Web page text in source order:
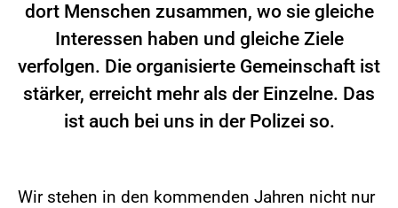
dort Menschen zusammen, wo sie gleiche
Interessen haben und gleiche Ziele
verfolgen. Die organisierte Gemeinschaft ist
stärker, erreicht mehr als der Einzelne. Das
ist auch bei uns in der Polizei so.
Wir stehen in den kommenden Jahren nicht nur